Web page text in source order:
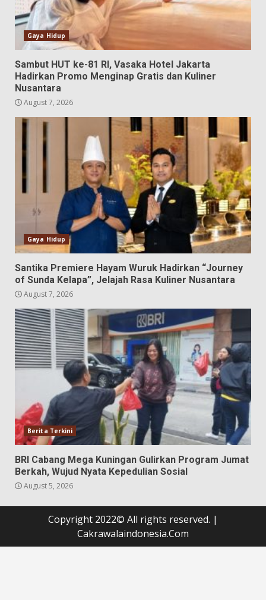
Gaya Hidup
Sambut HUT ke-81 RI, Vasaka Hotel Jakarta
Hadirkan Promo Menginap Gratis dan Kuliner
Nusantara
August 7, 2026
Gaya Hidup
Santika Premiere Hayam Wuruk Hadirkan “Journey
of Sunda Kelapa”, Jelajah Rasa Kuliner Nusantara
August 7, 2026
Berita Terkini
BRI Cabang Mega Kuningan Gulirkan Program Jumat
Berkah, Wujud Nyata Kepedulian Sosial
August 5, 2026
Copyright 2022© All rights reserved. |
Cakrawalaindonesia.Com